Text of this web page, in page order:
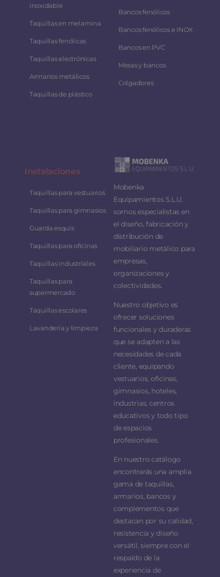
inoxidable
Taquillas en melamina
Taquillas fenólicas
Taquillas electrónicas
Armarios metálicos
Taquillas de plástico
Bancos fenólicos
Bancos fenólicos e INOX
Bancos en PVC
Mesas y bancos
Colgadores
Instalaciones
Taquillas para vestuarios
Taquillas para gimnasios
Guarda esquís
Taquillas para oficinas
Taquillas industriales
Taquillas para
supermercado
Taquillas escolares
Lavandería y limpieza
Mobenka
Equipamientos S.L.U.
somos especialistas en
el diseño, fabricación y
distribución de
mobiliario metálico para
empresas,
organizaciones y
colectividades.
Nuestro objetivo es
ofrecer soluciones
funcionales y duraderas
que se adapten a las
necesidades de cada
cliente, equipando
vestuarios, oficinas,
gimnasios, hoteles,
industrias, centros
educativos y todo tipo
de espacios
profesionales.
En nuestro catálogo
encontrarás una amplia
gama de taquillas,
armarios, bancos y
complementos que
destacan por su calidad,
resistencia y diseño
versátil, siempre con el
respaldo de la
experiencia de